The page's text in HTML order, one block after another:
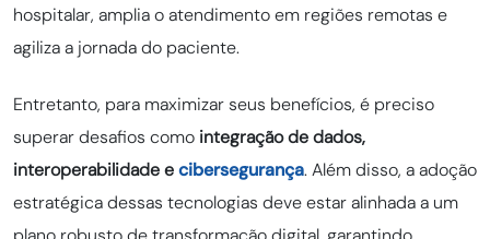
hospitalar, amplia o atendimento em regiões remotas e
agiliza a jornada do paciente.
Entretanto, para maximizar seus benefícios, é preciso
superar desafios como integração de dados,
interoperabilidade ecibersegurança. Além disso, a adoção
estratégica dessas tecnologias deve estar alinhada a um